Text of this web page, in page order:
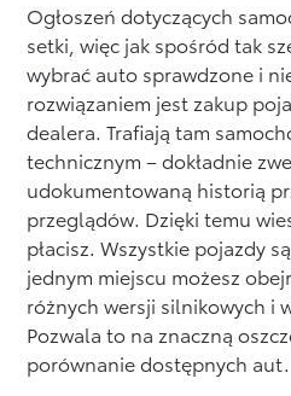
Ogłoszeń dotyczących
setki, więc jak spośród tak
wybrać auto sprawdzone i
rozwiązaniem jest zakup
dealera. Trafiają tam
technicznym – dokładnie
udokumentowaną historią
przeglądów. Dzięki temu
płacisz. Wszystkie pojazdy
jednym miejscu możesz
różnych wersji silnikowych i
Pozwala to na znaczną
porównanie dostępnych aut.